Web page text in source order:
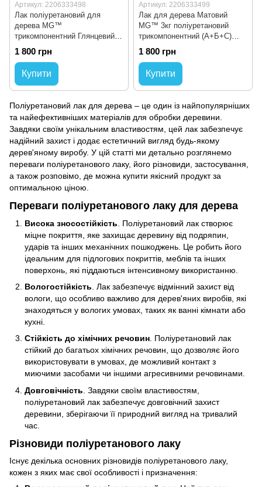
Артикул: 2206333498
Лак поліуретановий для
дерева MG™
трикомпонентний Глянцевий
3кг (А+Б+С) plastall
1 800 грн
Купити
Артикул: 2206333499
Лак для дерева Матовий
MG™ 3кг поліуретановий
трикомпонентний (А+Б+С)
plastall
1 800 грн
Купити
Поліуретановий лак для дерева – це один із найпопулярніших
та найефективніших матеріалів для обробки деревини.
Завдяки своїм унікальним властивостям, цей лак забезпечує
надійний захист і додає естетичний вигляд будь-якому
дерев'яному виробу. У цій статті ми детально розглянемо
переваги поліуретанового лаку, його різновиди, застосування,
а також розповімо, де можна купити якісний продукт за
оптимальною ціною.
Переваги поліуретанового лаку для дерева
Висока зносостійкість . Поліуретановий лак створює
міцне покриття, яке захищає деревину від подряпин,
ударів та інших механічних пошкоджень. Це робить його
ідеальним для підлогових покриттів, меблів та інших
поверхонь, які піддаються інтенсивному використанню.
Вологостійкість . Лак забезпечує відмінний захист від
вологи, що особливо важливо для дерев'яних виробів, які
знаходяться у вологих умовах, таких як ванні кімнати або
кухні.
Стійкість до хімічних речовин. Поліуретановий лак
стійкий до багатьох хімічних речовин, що дозволяє його
використовувати в умовах, де можливий контакт з
миючими засобами чи іншими агресивними речовинами.
Довговічність . Завдяки своїм властивостям,
поліуретановий лак забезпечує довговічний захист
деревини, зберігаючи її природний вигляд на тривалий
час.
Різновиди поліуретанового лаку
Існує декілька основних різновидів поліуретанового лаку,
кожен з яких має свої особливості і призначення: